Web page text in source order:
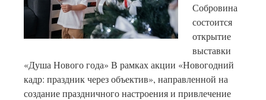
Собровина
состоится
открытие
выставки
«Душа Нового года» В рамках акции «Новогодний
кадр: праздник через объектив», направленной на
создание праздничного настроения и привлечение